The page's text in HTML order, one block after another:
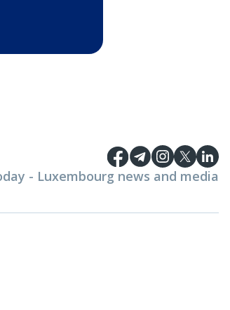
- Luxembourg news and media